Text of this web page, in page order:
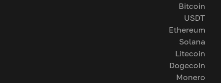
Bitcoin
USDT
Ethereum
Solana
Litecoin
Dogecoin
Monero